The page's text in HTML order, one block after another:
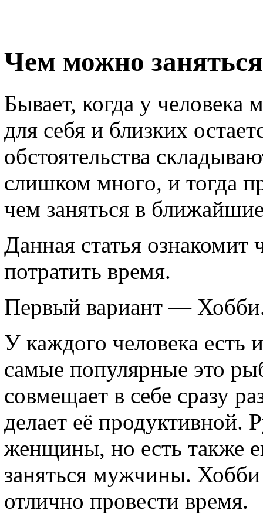
Чем можно
Бывает, когда у
для себя и близких
обстоятельства
слишком много, и тогда
чем заняться в
Данная статья ознакомит
потратить время.
Первый вариант —
У каждого человека
самые популярные это
совмещает в себе сразу
делает её продуктивной.
женщины, но есть также
заняться мужчины.
отлично провести время.